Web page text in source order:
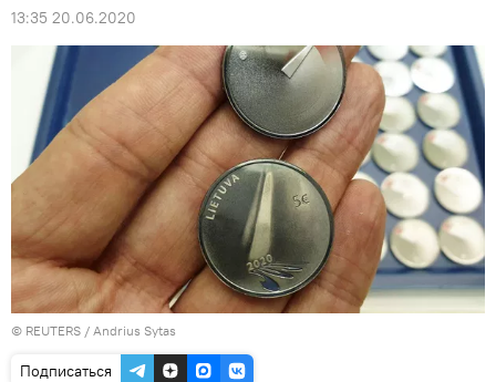
13:35 20.06.2020
© REUTERS / Andrius Sytas
Подписаться